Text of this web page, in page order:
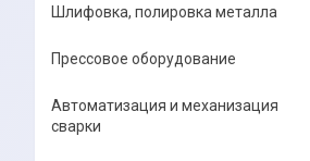
Шлифовка, полировка металла
Прессовое оборудование
Автоматизация и механизация
сварки